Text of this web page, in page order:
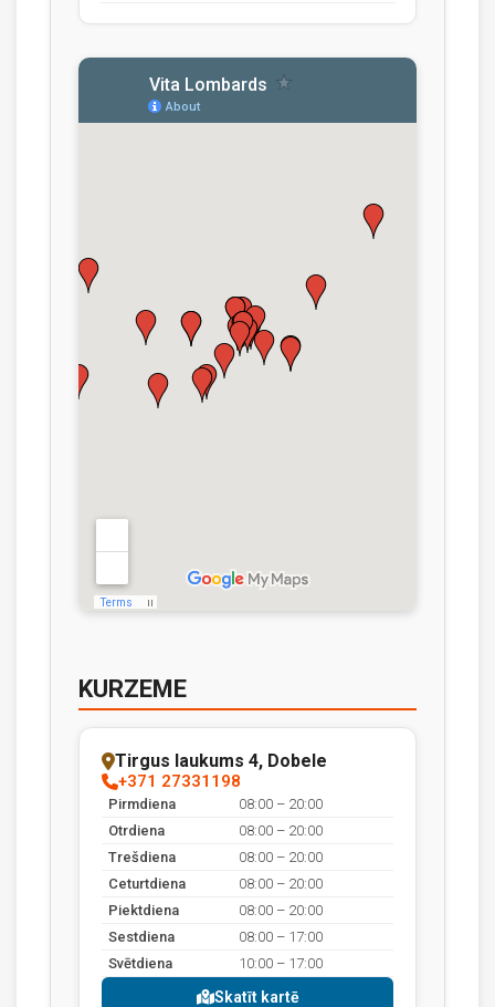
KURZEME
Tirgus laukums 4, Dobele
+371 27331198
Pirmdiena
08:00 – 20:00
Otrdiena
08:00 – 20:00
Trešdiena
08:00 – 20:00
Ceturtdiena
08:00 – 20:00
Piektdiena
08:00 – 20:00
Sestdiena
08:00 – 17:00
Svētdiena
10:00 – 17:00
Skatīt kartē